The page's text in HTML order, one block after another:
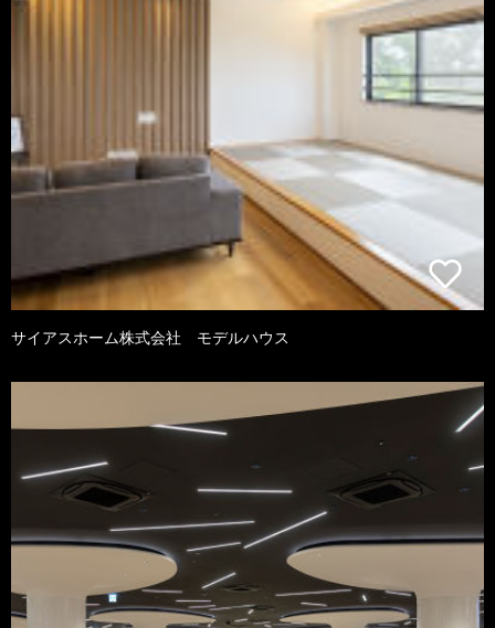
サイアスホーム株式会社 モデルハウス